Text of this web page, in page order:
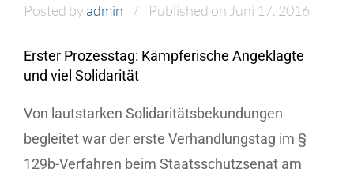
Posted byadmin Published on Juni 17, 2016
Erster Prozesstag: Kämpferische Angeklagte
und viel Solidarität
Von lautstarken Solidaritätsbekundungen
begleitet war der erste Verhandlungstag im §
129b-Verfahren beim Staatsschutzsenat am